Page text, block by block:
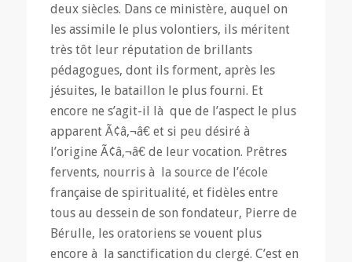
deux siècles. Dans ce ministère, auquel on
les assimile le plus volontiers, ils méritent
très tôt leur réputation de brillants
pédagogues, dont ils forment, après les
jésuites, le bataillon le plus fourni. Et
encore ne s’agit-il là que de l’aspect le plus
apparent Ã¢â‚¬â€ et si peu désiré à
l’origine Ã¢â‚¬â€ de leur vocation. Prêtres
fervents, nourris à la source de l’école
française de spiritualité, et fidèles entre
tous au dessein de son fondateur, Pierre de
Bérulle, les oratoriens se vouent plus
encore à la sanctification du clergé. C’est en